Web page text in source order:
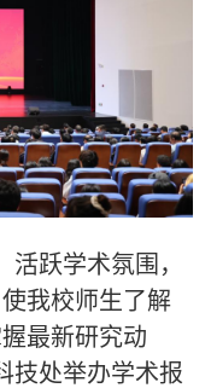
跃学术氛围，
我校师生了解
最新研究动
技处举办学术报